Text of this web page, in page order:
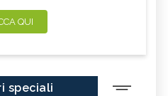
QUI
speciali